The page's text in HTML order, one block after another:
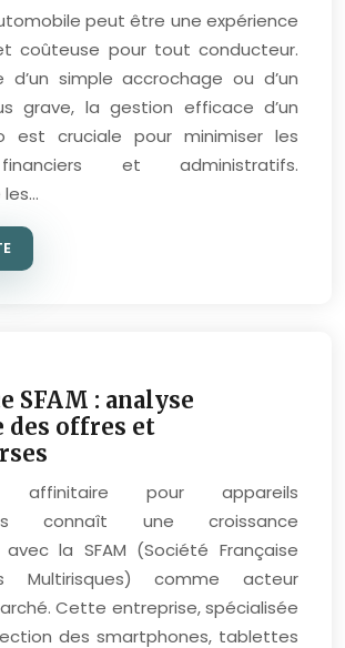
peut être une expérience
coûteuse pour tout conducteur.
d’un simple accrochage ou d’un
grave, la gestion efficace d’un
est cruciale pour minimiser les
et administratifs.
SFAM : analyse
des offres et
affinitaire pour appareils
connaît une croissance
avec la SFAM (Société Française
Multirisques) comme acteur
Cette entreprise, spécialisée
des smartphones, tablettes